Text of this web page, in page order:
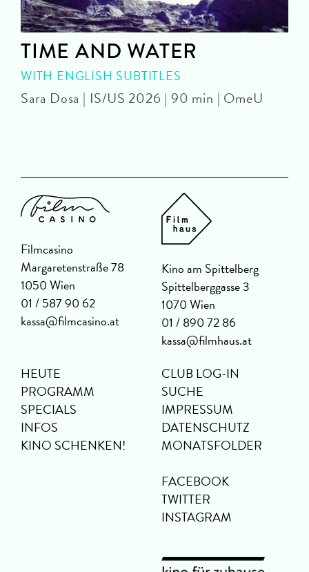
TIME AND WATER
WITH ENGLISH SUBTITLES
Sara Dosa | IS/US 2026 | 90 min | OmeU
Filmcasino
Margaretenstraße 78
1050 Wien
01 / 587 90 62
kassa@filmcasino.at
Kino am Spittelberg
Spittelberggasse 3
1070 Wien
01 / 890 72 86
kassa@filmhaus.at
HEUTE
PROGRAMM
SPECIALS
INFOS
KINO SCHENKEN!
CLUB LOG-IN
SUCHE
IMPRESSUM
DATENSCHUTZ
MONATSFOLDER
FACEBOOK
TWITTER
INSTAGRAM